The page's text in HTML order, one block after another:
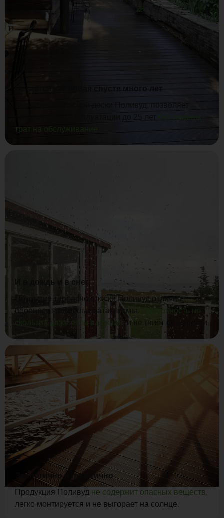
Остаётся как новая спустя много лет
Качество террасной доски Поливуд, позволяет
продлить срок эксплуатации до 25 лет
без лишних
трат на обслуживание
И в дождь и в снег
Покрытие террасной доски Поливуд отлично
переносит погодные катаклизмы.
Поверхность не
скользит, даже если влажная
, и не гниёт от сырости
Экологично и практично
Продукция Поливуд не содержит опасных веществ,
легко монтируется и не выгорает на солнце.